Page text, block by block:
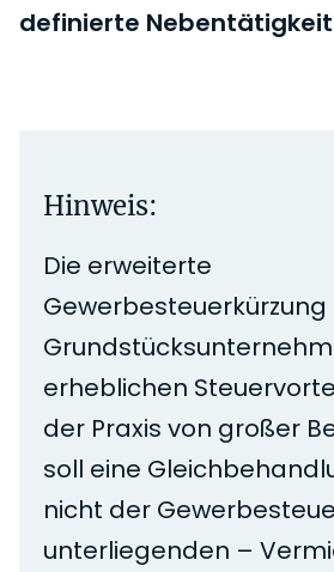
definierte
Hinweis:
Die erweiterte
erheblichen
der Praxis von großer
soll eine
nicht der
unterliegenden –